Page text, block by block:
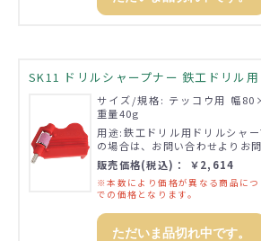
SK11 ドリルシャープナー 鉄工ドリル用
サイズ/規格: テッコウ用 幅
重量40g
用途:鉄工ドリル用ドリルシャ
の場合は、お問い合わせよりお
販売価格(税込)： ￥2,614
※本数により価格が異なる商品に
での価格となります。
ただいま品切れ中です。